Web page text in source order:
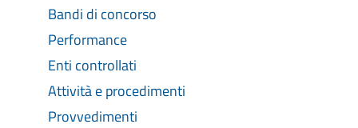
Bandi di concorso
Performance
Enti controllati
Attività e procedimenti
Provvedimenti